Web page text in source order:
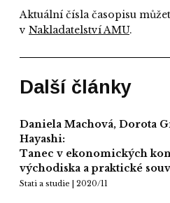
Aktuální čísla časopisu
v Nakladatelství AMU.
Další články
Daniela Machová, Dorota
Hayashi:
Tanec v ekonomických
východiska a praktické
Stati a studie | 2020/11